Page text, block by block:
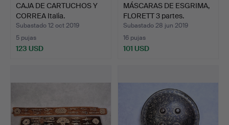
CAJA DE CARTUCHOS Y
CORREA Italia.
Subastado 12 oct 2019
5 pujas
123 USD
MÁSCARAS DE ESGRIMA,
FLORETT 3 partes.
Subastado 28 jun 2019
16 pujas
101 USD